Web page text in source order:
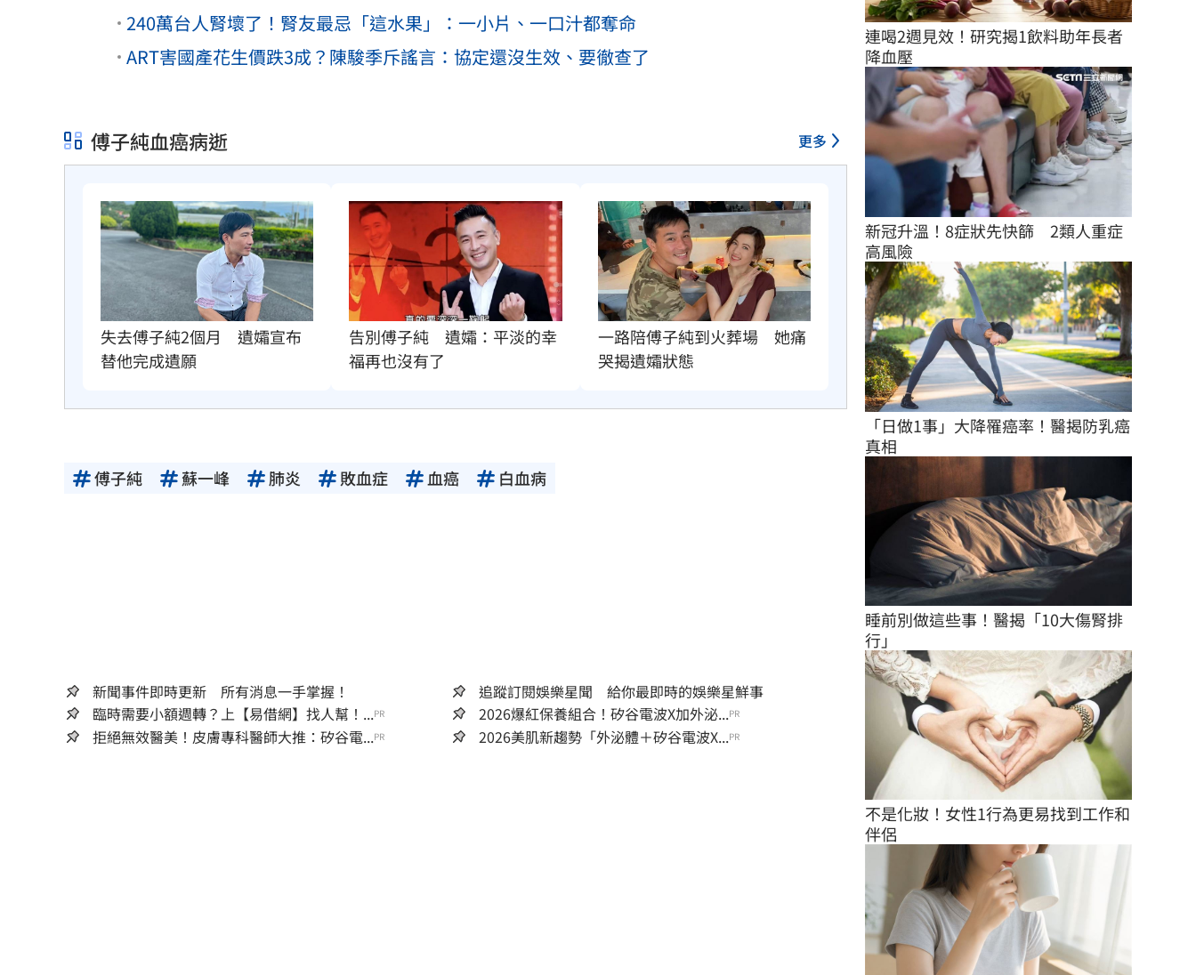
240萬台人腎壞了！腎友最忌「這水果」：一小片、一口汁都奪命
ART害國產花生價跌3成？陳駿季斥謠言：協定還沒生效、要徹查了
傅子純血癌病逝 更多
失去傅子純2個月　遺孀宣布
替他完成遺願
告別傅子純　遺孀：平淡的幸
福再也沒有了
一路陪傅子純到火葬場　她痛
哭揭遺孀狀態
傅子純 蘇一峰 肺炎 敗血症 血癌 白血病
新聞事件即時更新 所有消息一手掌握！
追蹤訂閱娛樂星聞 給你最即時的娛樂星鮮事
臨時需要小額週轉？上【易借網】找人幫！...PR 2026爆紅保養組合！矽谷電波X加外泌...PR
拒絕無效醫美！皮膚專科醫師大推：矽谷電...PR 2026美肌新趨勢「外泌體＋矽谷電波X...PR
連喝2週見效！研究揭1飲料助年長者
降血壓
新冠升溫！8症狀先快篩　2類人重症
高風險
「日做1事」大降罹癌率！醫揭防乳癌
真相
睡前別做這些事！醫揭「10大傷腎排
行」
不是化妝！女性1行為更易找到工作和
伴侶